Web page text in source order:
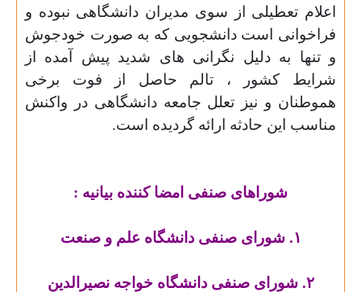
اعلام تعطیلی از سوی مدیران دانشگاهی نبوده و
فراخوانی است دانشجویی که به صورت خودجوش
و تنها به دلیل نگرانی های شدید پیش آمده از
شرایط کشور ، تالم حاصل از فوت برخی
هموطنان و نیز تعلل جامعه دانشگاهی در واکنش
مناسب این حادثه ارائه گردیده است.
شوراهای صنفی امضا کننده بیانیه :
۱. شورای صنفی دانشگاه علم و صنعت
۲. شورای صنفی دانشگاه خواجه نصیرالدین